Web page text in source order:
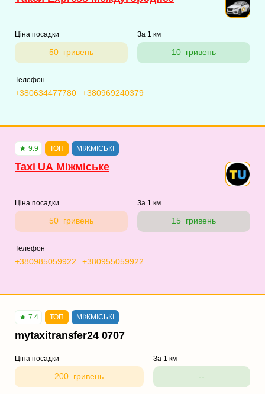
Ціна посадки
50 гривень
За 1 км
10 гривень
Телефон
+380634477780 +380969240379
9.9 ТОП МІЖМІСЬКІ
Taxi UA Міжміське
Ціна посадки
50 гривень
За 1 км
15 гривень
Телефон
+380985059922 +380955059922
7.4 ТОП МІЖМІСЬКІ
mytaxitransfer24 0707
Ціна посадки
200 гривень
За 1 км
--